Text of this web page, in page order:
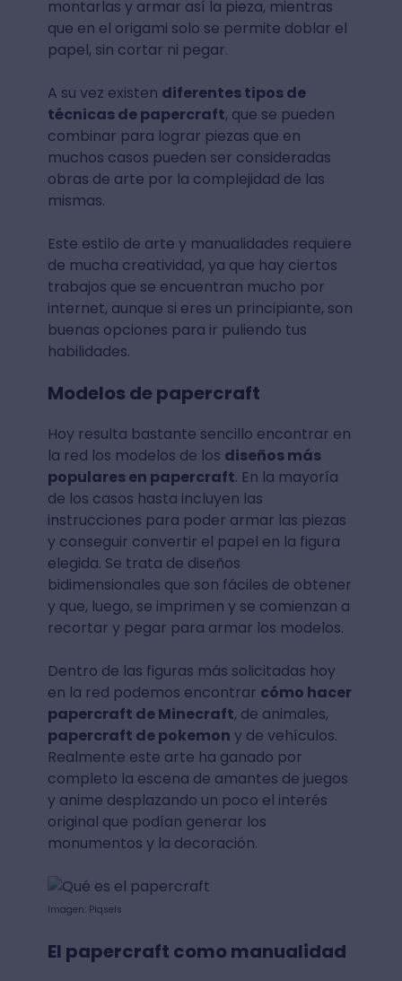
montarlas y armar así la pieza, mientras
que en el origami solo se permite doblar el
papel, sin cortar ni pegar.
A su vez existen diferentes tipos de
técnicas de papercraft, que se pueden
combinar para lograr piezas que en
muchos casos pueden ser consideradas
obras de arte por la complejidad de las
mismas.
Este estilo de arte y manualidades requiere
de mucha creatividad, ya que hay ciertos
trabajos que se encuentran mucho por
internet, aunque si eres un principiante, son
buenas opciones para ir puliendo tus
habilidades.
Modelos de papercraft
Hoy resulta bastante sencillo encontrar en
la red los modelos de los diseños más
populares en papercraft. En la mayoría
de los casos hasta incluyen las
instrucciones para poder armar las piezas
y conseguir convertir el papel en la figura
elegida. Se trata de diseños
bidimensionales que son fáciles de obtener
y que, luego, se imprimen y se comienzan a
recortar y pegar para armar los modelos.
Dentro de las figuras más solicitadas hoy
en la red podemos encontrar cómo hacer
papercraft de Minecraft, de animales,
papercraft de pokemon y de vehículos.
Realmente este arte ha ganado por
completo la escena de amantes de juegos
y anime desplazando un poco el interés
original que podían generar los
monumentos y la decoración.
Imagen: Piqsels
El papercraft como manualidad